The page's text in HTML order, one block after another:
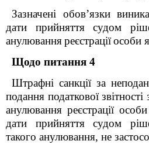
Зазначені обов’язки
дати прийняття судом
анулюванняреєстраціїособи
Щодо питання 4
Штрафні санкції за
подання податкової
анулювання реєстрації
дати прийняття судом
такого анулювання, не